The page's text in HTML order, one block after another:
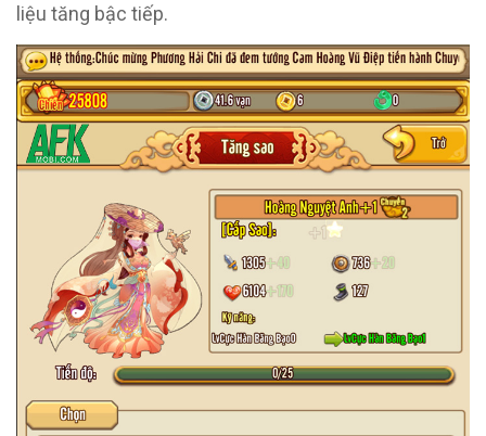
liệu tăng bậc tiếp.